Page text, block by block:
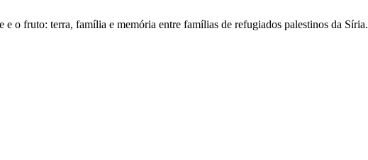
o fruto: terra, família e memória entre famílias de refugiados palestinos da Síria.